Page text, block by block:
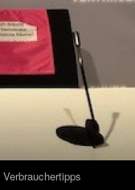
Verbrauchertipps